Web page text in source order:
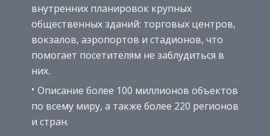
внутренних планировок крупных
общественных зданий: торговых центров,
вокзалов, аэропортов и стадионов, что
помогает посетителям не заблудиться в
них.
Описание более 100 миллионов объектов
по всему миру, а также более 220 регионов
и стран.